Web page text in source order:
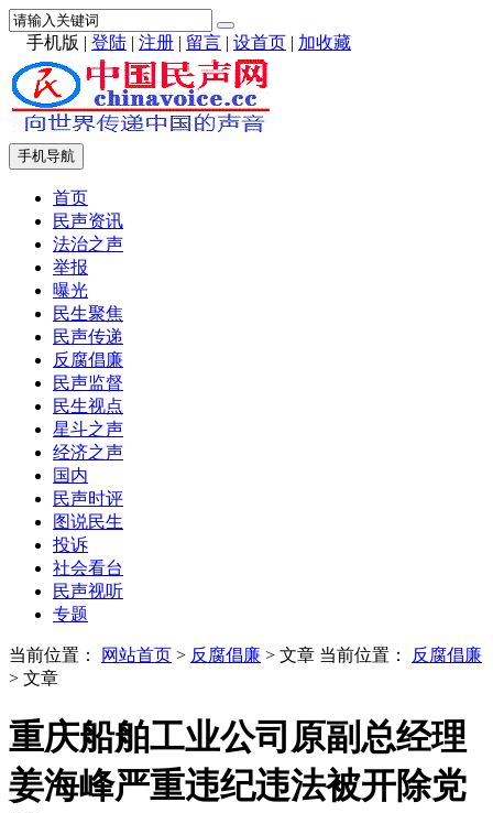
手机版 | 登陆 | 注册 | 留言 | 设首页 | 加收藏
手机导航
首页
民声资讯
法治之声
举报
曝光
民生聚焦
民声传递
反腐倡廉
民声监督
民生视点
星斗之声
经济之声
国内
民声时评
图说民生
投诉
社会看台
民声视听
专题
当前位置： 网站首页 > 反腐倡廉 > 文章 当前位置：
反腐倡廉
> 文章
重庆船舶工业公司原副总经理
姜海峰严重违纪违法被开除党